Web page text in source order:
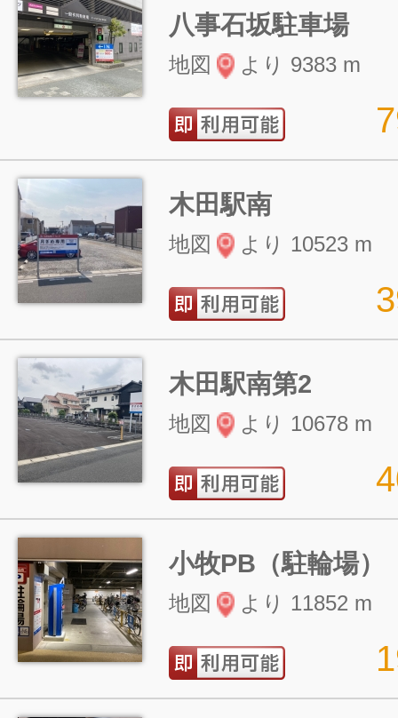
八事石坂駐車場
地図 より 9383 m
木田駅南
地図 より 10523 m
木田駅南第2
地図 より 10678 m
小牧PB（駐輪場）
地図 より 11852 m